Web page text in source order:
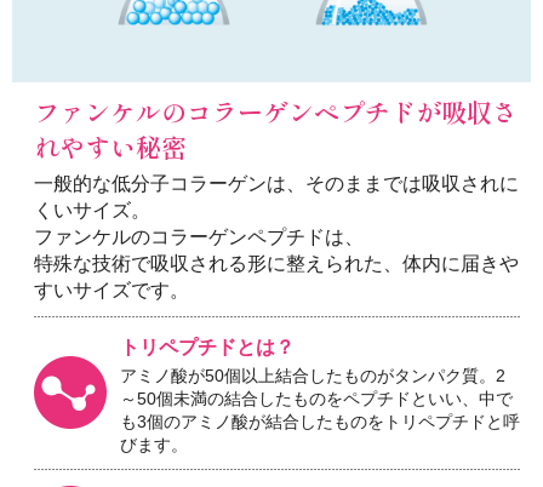
ファンケルのコラーゲンペプチドが吸収さ
れやすい秘密
一般的な低分子コラーゲンは、そのままでは吸収されに
くいサイズ。
ファンケルのコラーゲンペプチドは、
特殊な技術で吸収される形に整えられた、体内に届きや
すいサイズです。
トリペプチドとは？
アミノ酸が50個以上結合したものがタンパク質。 2
～50個未満の結合したものをペプチドといい、中で
も3個のアミノ酸が結合したものをトリペプチドと呼
びます。